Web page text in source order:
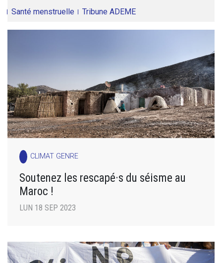
Santé menstruelle Tribune ADEME
CLIMAT GENRE
Soutenez les rescapé·s du séisme au
Maroc !
LUN 18 SEP 2023